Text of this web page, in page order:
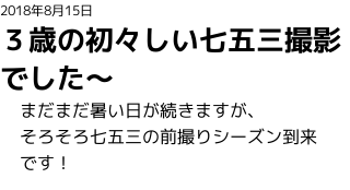
３歳の初々しい七五三撮影
でした～
2018年8月15日
まだまだ暑い日が続きますが、
そろそろ七五三の前撮りシーズン到来
です！